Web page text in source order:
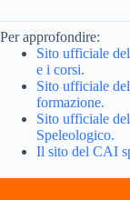
Per approfondire:
Sito ufficiale
e i corsi.
Sito ufficiale
formazione.
Sito ufficiale
Speleologico.
Il sito del CAI